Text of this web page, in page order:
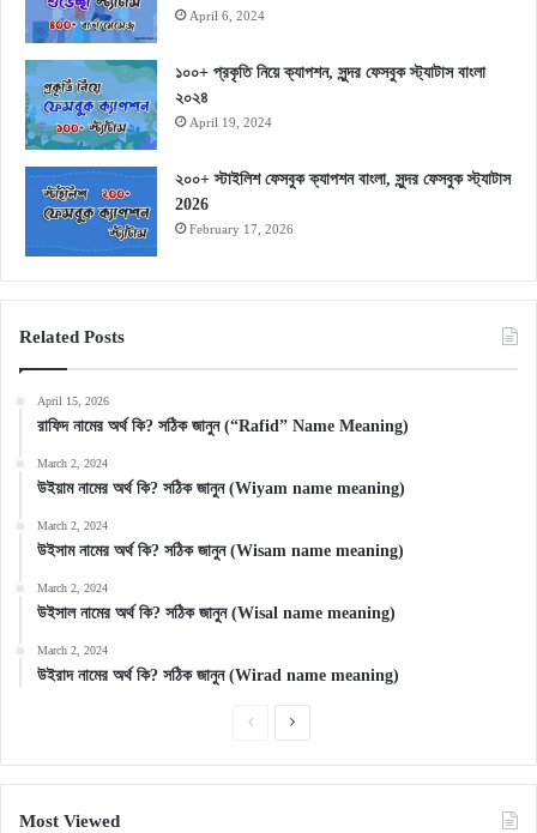
April 6, 2024
১০০+ প্রকৃতি নিয়ে ক্যাপশন, সুন্দর ফেসবুক স্ট্যাটাস বাংলা
২০২৪
April 19, 2024
২০০+ স্টাইলিশ ফেসবুক ক্যাপশন বাংলা, সুন্দর ফেসবুক স্ট্যাটাস
2026
February 17, 2026
Related Posts
April 15, 2026
রাফিদ নামের অর্থ কি? সঠিক জানুন (“Rafid” Name Meaning)
March 2, 2024
উইয়াম নামের অর্থ কি? সঠিক জানুন (Wiyam name meaning)
March 2, 2024
উইসাম নামের অর্থ কি? সঠিক জানুন (Wisam name meaning)
March 2, 2024
উইসাল নামের অর্থ কি? সঠিক জানুন (Wisal name meaning)
March 2, 2024
উইরাদ নামের অর্থ কি? সঠিক জানুন (Wirad name meaning)
PreviousNext
Most Viewed